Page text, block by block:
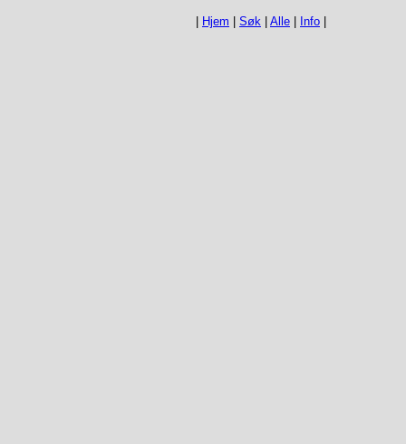
Hjem Søk Alle Info